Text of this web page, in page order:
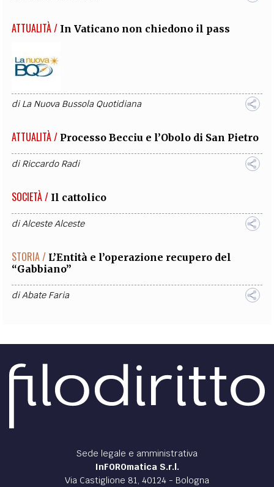
ATTUALITÀ / In Vaticano non chiedono il pass
diLa Nuova Bussola Quotidiana
ATTUALITÀ / Processo Becciu e l’Obolo di San Pietro
diRiccardo Radi
SOCIETÀ / Il cattolico
diAlceste Alceste
STORIA / L’Entità e l’operazione recupero del
“Gabbiano”
diAbate Faria
Sede legale e amministrativa
InFOROmatica S.r.l.
Via Castiglione 81, 40124 - Bologna